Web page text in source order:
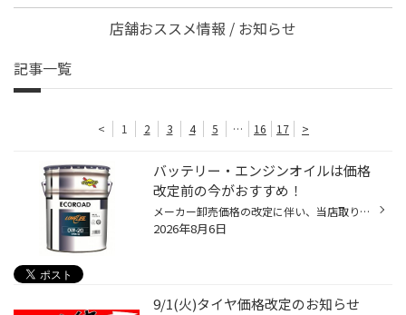
店舗おススメ情報 / お知らせ
記事一覧
< 1 2 3 4 5 … 16 17 >
バッテリー・エンジンオイルは価格
改定前の今がおすすめ！
メーカー卸売価格の改定に伴い、当店取り扱いの一部のバッテリー・エンジンオイルの価格改定を 9/1より随時実施させていただきます。 現状の価格改定前の価格での対応については、各製品の値上がり前日までの作業実施が対象となっております。 夏休みでお出かけ予定の方や車検に向けて、そろそろ交...
2026年8月6日
9/1(火)タイヤ価格改定のお知らせ